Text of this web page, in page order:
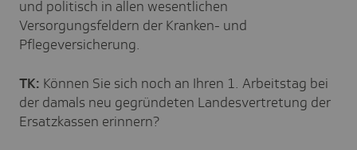
und politisch in allen wesentlichen
Versorgungsfeldern der Kranken- und
Pflegeversicherung.
TK: Können Sie sich noch an Ihren 1. Arbeitstag bei
der damals neu gegründeten Landesvertretung der
Ersatzkassen erinnern?